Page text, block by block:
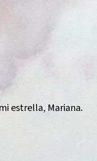
estrella, Mariana.